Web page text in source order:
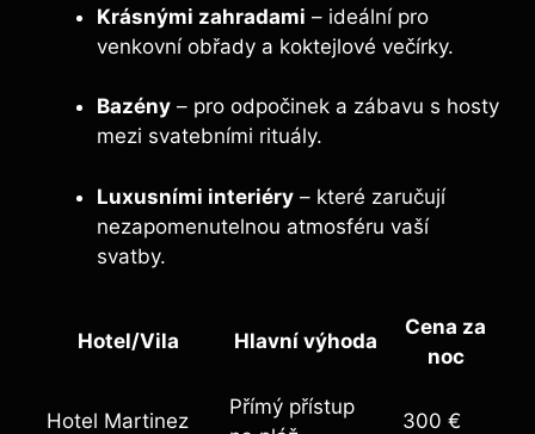
Krásnými zahradami – ideální pro
venkovní obřady a koktejlové večírky.
Bazény – pro odpočinek a zábavu s hosty
mezi svatebními rituály.
Luxusními interiéry – které zaručují
nezapomenutelnou atmosféru vaší
svatby.
Hotel/Vila Hlavní výhoda
Cena za
noc
Hotel Martinez
Přímý přístup
300 €